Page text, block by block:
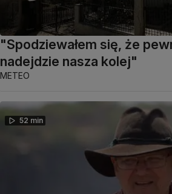
"Spodziewałem się, że
nadejdzie nasza kolej"
METEO
52 min